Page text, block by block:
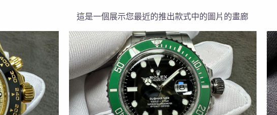
這是一個展示您最近的推出款式中的圖片的畫廊